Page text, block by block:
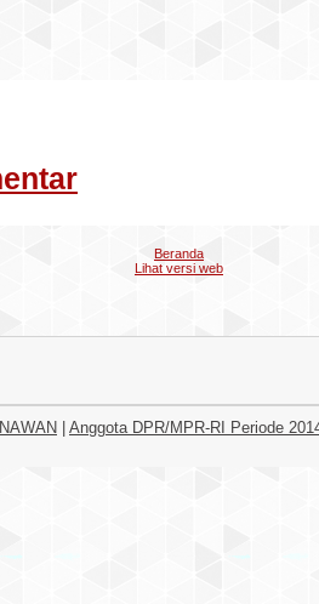
Beranda
Lihat versi web
Anggota DPR/MPR-RI Periode